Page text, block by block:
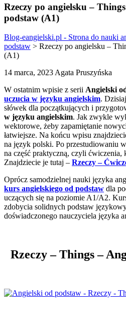
Rzeczy po angielsku –
podstaw (A1)
Blog-eangielski.pl - Strona do nauki
podstaw > Rzeczy po angielsku –
(A1)
14 marca, 2023 Agata Pruszyńska
W ostatnim wpisie z serii Angielski
uczucia w języku angielskim.
słówek dla początkujących i
w języku angielskim. Jak zwykle
wektorowe, żeby zapamiętanie
łatwiejsze. Na końcu wpisu
na język polski. Po przestudiowaniu
na część praktyczną, czyli ćwiczenia,
Znajdziecie je tutaj – Rzeczy –
Oprócz samodzielnej nauki języka
kurs angielskiego od podstaw dla
uczących się na poziomie A1/A2.
zdobycia solidnych podstaw
doświadczonego nauczyciela języka
Rzeczy – Things –